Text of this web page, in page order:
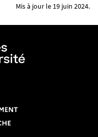
Mis à jour le 19 juin 2024.